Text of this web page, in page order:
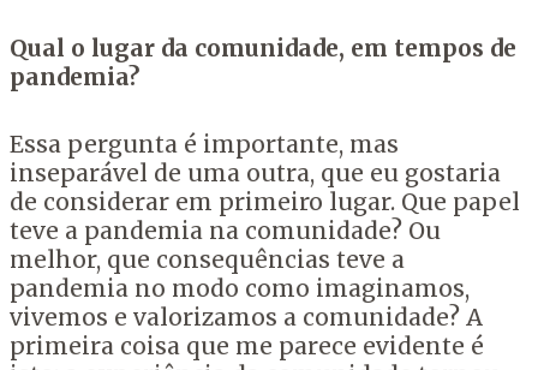
Qual o lugar da comunidade, em tempos de
pandemia?
Essa pergunta é importante, mas
inseparável de uma outra, que eu gostaria
de considerar em primeiro lugar. Que papel
teve a pandemia na comunidade? Ou
melhor, que consequências teve a
pandemia no modo como imaginamos,
vivemos e valorizamos a comunidade? A
primeira coisa que me parece evidente é